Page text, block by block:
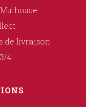
de livraison
4